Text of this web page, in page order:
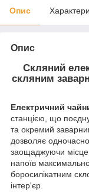
Опис
Опис
Скляний
скляним
Електричний
станцією, що
та окремий
дозволяє
заощаджуючи місце
напоїв
боросилікатним
інтер'єр.